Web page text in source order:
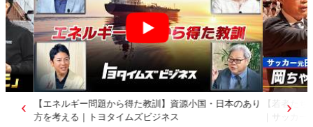
【若者たちへ】岡田武史さんが“特別授業”で語ったこと
｜サッカー日本代表元監督｜トヨタイムズニュース